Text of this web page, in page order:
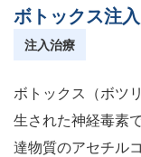
ボトックス注入
注入治療
ボトックス（ボツ
生された神経毒素
達物質のアセチル